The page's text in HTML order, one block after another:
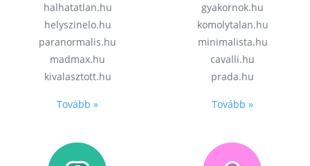
halhatatlan.hu
helyszinelo.hu
paranormalis.hu
madmax.hu
kivalasztott.hu
Tovább »
gyakornok.hu
komolytalan.hu
minimalista.hu
cavalli.hu
prada.hu
Tovább »